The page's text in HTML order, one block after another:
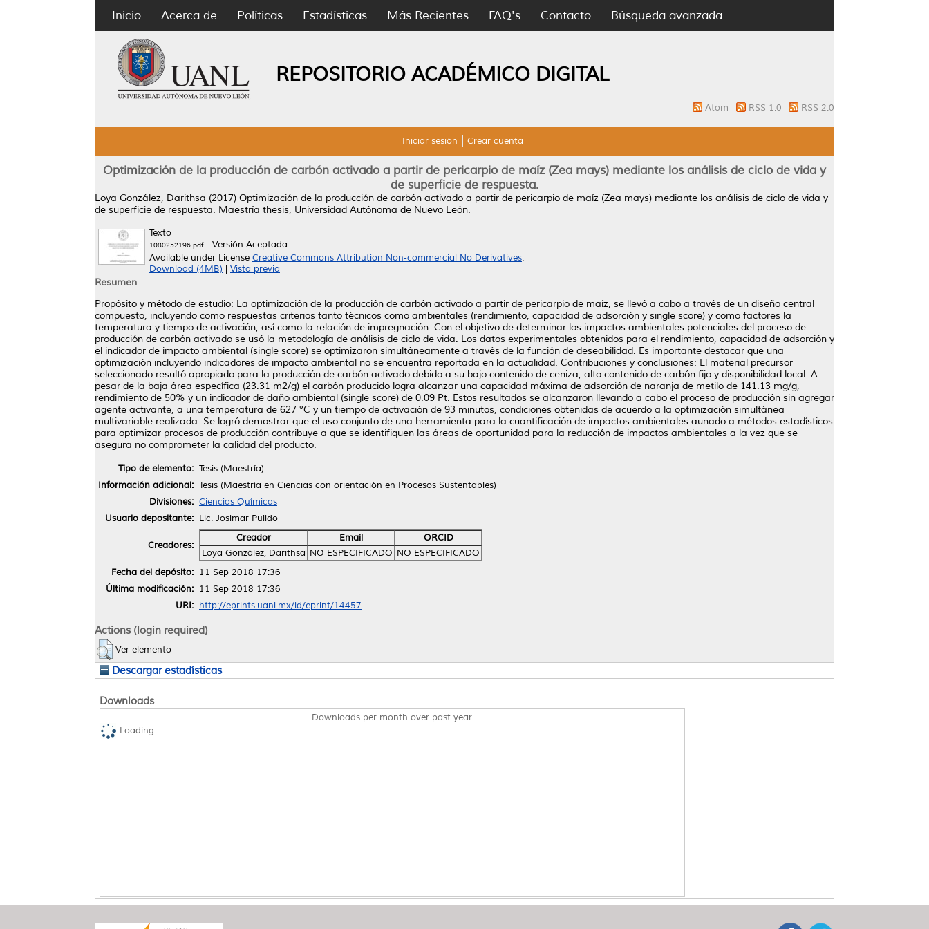
Inicio Acerca de Políticas Estadísticas Más Recientes FAQ's Contacto Búsqueda avanzada
REPOSITORIO ACADÉMICO DIGITAL
Atom RSS 1.0 RSS 2.0
Iniciar sesión Crear cuenta
Optimización de la producción de carbón activado a partir de pericarpio de maíz (Zea mays) mediante los análisis de ciclo de vida y
de superficie de respuesta.
Loya González, Darithsa (2017) Optimización de la producción de carbón activado a partir de pericarpio de maíz (Zea mays) mediante los análisis de ciclo de vida y
de superficie de respuesta. Maestría thesis, Universidad Autónoma de Nuevo León.
Texto
1080252196.pdf- Versión Aceptada
Available under License Creative Commons Attribution Non-commercial No Derivatives.
Download (4MB)
Vista previa
Resumen
Propósito y método de estudio: La optimización de la producción de carbón activado a partir de pericarpio de maíz, se llevó a cabo a través de un diseño central
compuesto, incluyendo como respuestas criterios tanto técnicos como ambientales (rendimiento, capacidad de adsorción y single score) y como factores la
temperatura y tiempo de activación, así como la relación de impregnación. Con el objetivo de determinar los impactos ambientales potenciales del proceso de
producción de carbón activado se usó la metodología de análisis de ciclo de vida. Los datos experimentales obtenidos para el rendimiento, capacidad de adsorción y
el indicador de impacto ambiental (single score) se optimizaron simultáneamente a través de la función de deseabilidad. Es importante destacar que una
optimización incluyendo indicadores de impacto ambiental no se encuentra reportada en la actualidad. Contribuciones y conclusiones: El material precursor
seleccionado resultó apropiado para la producción de carbón activado debido a su bajo contenido de ceniza, alto contenido de carbón fijo y disponibilidad local. A
pesar de la baja área específica (23.31 m2/g) el carbón producido logra alcanzar una capacidad máxima de adsorción de naranja de metilo de 141.13 mg/g,
rendimiento de 50% y un indicador de daño ambiental (single score) de 0.09 Pt. Estos resultados se alcanzaron llevando a cabo el proceso de producción sin agregar
agente activante, a una temperatura de 627 °C y un tiempo de activación de 93 minutos, condiciones obtenidas de acuerdo a la optimización simultánea
multivariable realizada. Se logró demostrar que el uso conjunto de una herramienta para la cuantificación de impactos ambientales aunado a métodos estadísticos
para optimizar procesos de producción contribuye a que se identifiquen las áreas de oportunidad para la reducción de impactos ambientales a la vez que se
asegura no comprometer la calidad del producto.
Tipo de elemento: Tesis (Maestría)
Información adicional: Tesis (Maestría en Ciencias con orientación en Procesos Sustentables)
Divisiones: Ciencias Químicas
Usuario depositante: Lic. Josimar Pulido
Creadores:
Creador Email
ORCID
Loya González, Darithsa NO ESPECIFICADO NO ESPECIFICADO
Fecha del depósito: 11 Sep 2018 17:36
Última modificación: 11 Sep 2018 17:36
URI: http://eprints.uanl.mx/id/eprint/14457
Actions (login required)
Ver elemento
Descargar estadísticas
Downloads
Downloads per month over past year
Loading...